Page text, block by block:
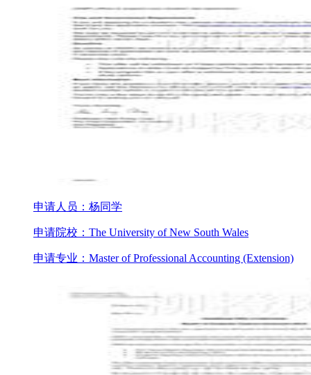
申请人员：杨同学
申请院校：The University of New South Wales
申请专业：Master of Professional Accounting (Extension)